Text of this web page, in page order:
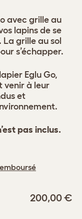
200,00 €
avec grille au
lapins de se
grille au sol
s’échapper.
Eglu Go,
venir à leur
et
pas inclus.